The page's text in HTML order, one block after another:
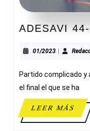
ADESAVI
01/202301/2023
|
Partido complicado
el final el que se ha
LEER MÁS
MÁS